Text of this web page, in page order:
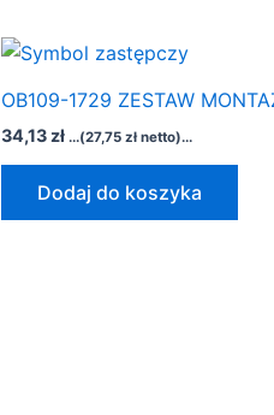
OB109-1729 ZESTAW
34,13 zł ...(27,75 zł netto)...
Dodaj do koszyka